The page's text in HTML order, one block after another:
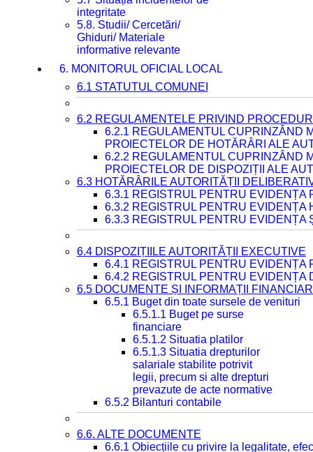
integritate
5.8. Studii/ Cercetări/
Ghiduri/ Materiale
informative relevante
6. MONITORUL OFICIAL LOCAL
6.1 STATUTUL COMUNEI
6.2 REGULAMENTELE PRIVIND
6.2.1 REGULAMENTUL CUPRINZÂND
PROIECTELOR DE HOTĂRÂRI ALE
6.2.2 REGULAMENTUL CUPRINZÂND
PROIECTELOR DE DISPOZIȚII ALE
6.3 HOTĂRÂRILE AUTORITĂȚII
6.3.1 REGISTRUL PENTRU EVIDENȚA
6.3.2 REGISTRUL PENTRU EVIDENȚA
6.3.3 REGISTRUL PENTRU EVIDENȚA
6.4 DISPOZIȚIILE AUTORITĂȚII EXECUTIVE
6.4.1 REGISTRUL PENTRU EVIDENȚA
6.4.2 REGISTRUL PENTRU EVIDENȚA
6.5 DOCUMENTE ȘI INFORMAȚII
6.5.1 Buget din toate sursele de venituri
6.5.1.1 Buget pe surse
financiare
6.5.1.2 Situatia platilor
6.5.1.3 Situatia drepturilor
salariale stabilite potrivit
legii, precum si alte drepturi
prevazute de acte normative
6.5.2 Bilanturi contabile
6.6. ALTE DOCUMENTE
6.6.1 Obiecțiile cu privire la legalitate,